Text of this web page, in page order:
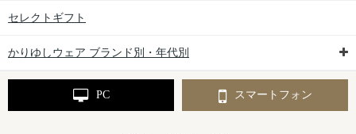
セレクトギフト
かりゆしウェア ブランド別・年代別
PC スマートフォン